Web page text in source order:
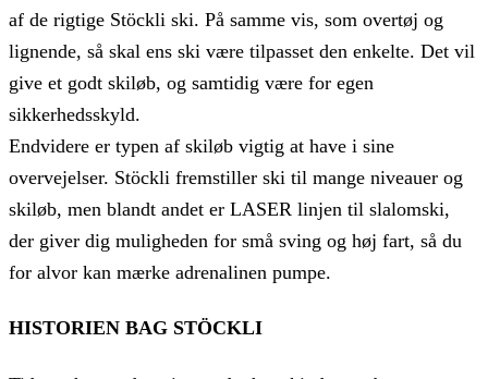
af de rigtige Stöckli ski. På samme vis, som overtøj og
lignende, så skal ens ski være tilpasset den enkelte. Det vil
give et godt skiløb, og samtidig være for egen
sikkerhedsskyld.
Endvidere er typen af skiløb vigtig at have i sine
overvejelser. Stöckli fremstiller ski til mange niveauer og
skiløb, men blandt andet er LASER linjen til slalomski,
der giver dig muligheden for små sving og høj fart, så du
for alvor kan mærke adrenalinen pumpe.
HISTORIEN BAG STÖCKLI